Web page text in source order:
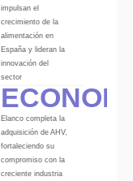
impulsan el
crecimiento de la
alimentación en
España y lideran la
innovación del
sector
Elanco completa la
adquisición de AHV,
fortaleciendo su
compromiso con la
creciente industria